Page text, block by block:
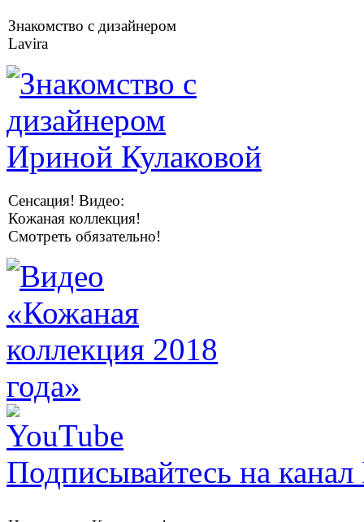
Знакомство с дизайнером
Lavira
Сенсация! Видео:
Кожаная коллекция!
Смотреть обязательно!
Подписывайтесь на